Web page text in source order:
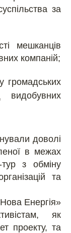
за
мешканців
компаній;
громадських
видобувних
доволі
в межах
з обміну
та
Енергія»
як
проекту, та